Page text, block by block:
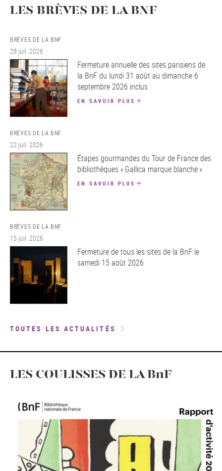
LES BRÈVES DE LA BNF
BRÈVES DE LA BNF
28 juil. 2026
Fermeture annuelle des sites parisiens de
la BnF du lundi 31 août au dimanche 6
septembre 2026 inclus
EN SAVOIR PLUS
BRÈVES DE LA BNF
22 juil. 2026
Étapes gourmandes du Tour de France des
bibliothèques « Gallica marque blanche »
EN SAVOIR PLUS
BRÈVES DE LA BNF
15 juil. 2026
Fermeture de tous les sites de la BnF le
samedi 15 août 2026
TOUTES LES ACTUALITÉS
LES COULISSES DE LA BnF